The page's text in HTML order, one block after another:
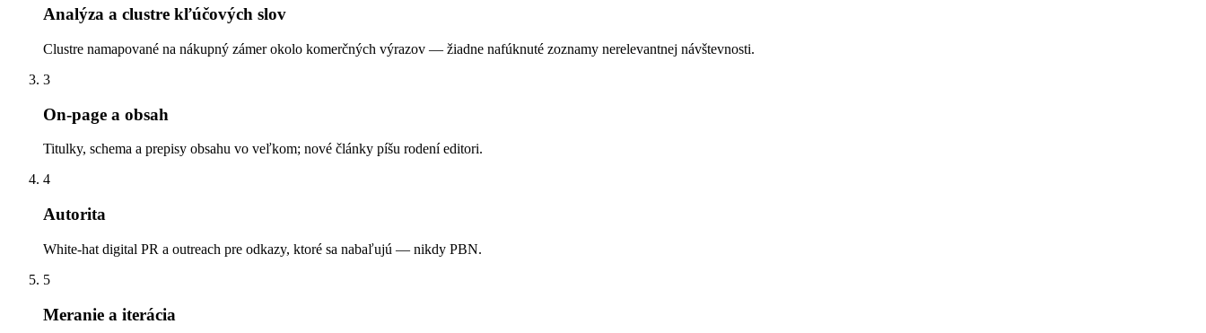
Analýza a clustre kľúčových slov
Clustre namapované na nákupný zámer okolo komerčných výrazov — žiadne nafúknuté zoznamy nerelevantnej návštevnosti.
3
On-page a obsah
Titulky, schema a prepisy obsahu vo veľkom; nové články píšu rodení editori.
4
Autorita
White-hat digital PR a outreach pre odkazy, ktoré sa nabaľujú — nikdy PBN.
5
Meranie a iterácia